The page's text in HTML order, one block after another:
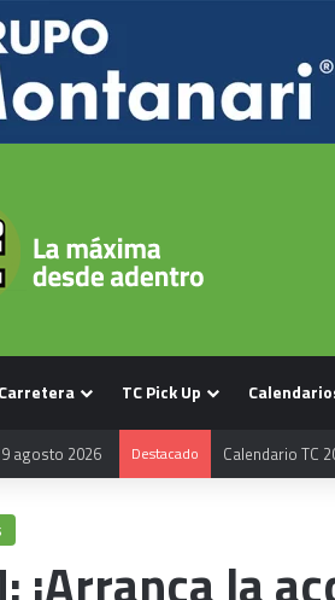
TC Pick Up
agosto 2026 Destacado Calendario TC